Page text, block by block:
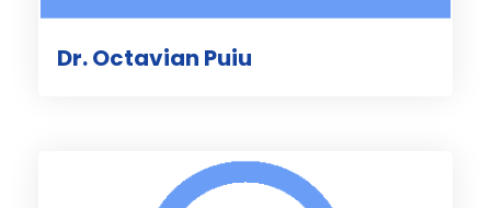
Dr. Octavian Puiu